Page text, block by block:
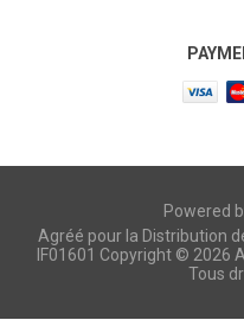
Powered
Agréé pour la Distribution
IF01601 Copyright © 2026
Tous